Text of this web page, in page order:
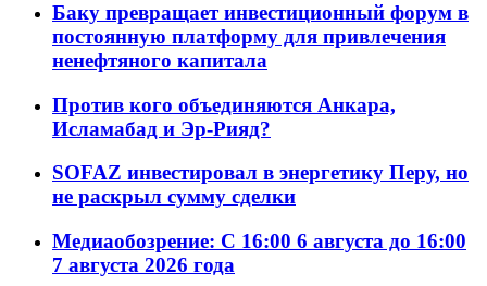
Баку превращает инвестиционный форум в
постоянную платформу для привлечения
ненефтяного капитала
Против кого объединяются Анкара,
Исламабад и Эр-Рияд?
SOFAZ инвестировал в энергетику Перу, но
не раскрыл сумму сделки
Медиаобозрение: С 16:00 6 августа до 16:00
7 августа 2026 года